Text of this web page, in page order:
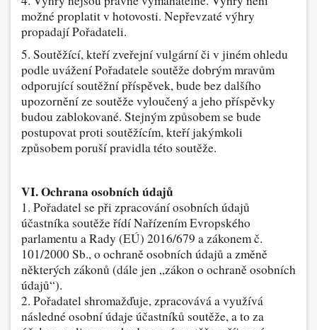
možné proplatit v hotovosti. Nepřevzaté výhry
propadají Pořadateli.
5. Soutěžící, kteří zveřejní vulgární či v jiném ohledu
podle uvážení Pořadatele soutěže dobrým mravům
odporující soutěžní příspěvek, bude bez dalšího
upozornění ze soutěže vyloučený a jeho příspěvky
budou zablokované. Stejným způsobem se bude
postupovat proti soutěžícím, kteří jakýmkoli
způsobem poruší pravidla této soutěže.
VI. Ochrana osobních údajů
1. Pořadatel se při zpracování osobních údajů
účastníka soutěže řídí Nařízením Evropského
parlamentu a Rady (EÚ) 2016/679 a zákonem č.
101/2000 Sb., o ochraně osobních údajů a změně
některých zákonů (dále jen „zákon o ochraně osobních
údajů“).
2. Pořadatel shromažďuje, zpracovává a využívá
následné osobní údaje účastníků soutěže, a to za